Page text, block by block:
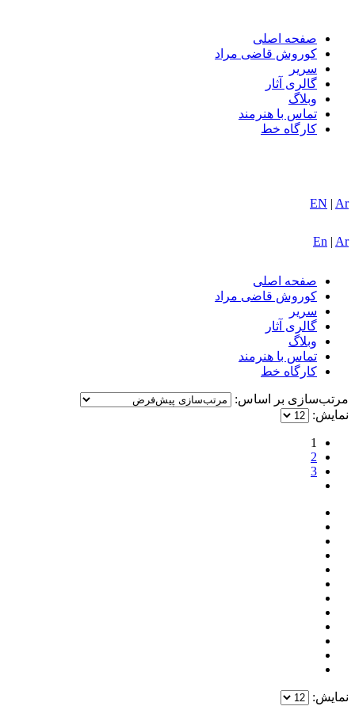
صفحه اصلی
کوروش قاضی مراد
سریر
گالری آثار
وبلاگ
تماس با هنرمند
کارگاه خط
EN | Ar
En | Ar
صفحه اصلی
کوروش قاضی مراد
سریر
گالری آثار
وبلاگ
تماس با هنرمند
کارگاه خط
مرتب‌سازی بر اساس:
نمایش:
1
2
3
نمایش: